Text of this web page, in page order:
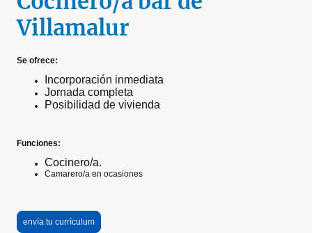
Villamalur
Se ofrece:
Incorporación inmediata
Jornada completa
Posibilidad de vivienda
Funciones:
Cocinero/a.
Camarero/a en ocasiones
envía tu currículum